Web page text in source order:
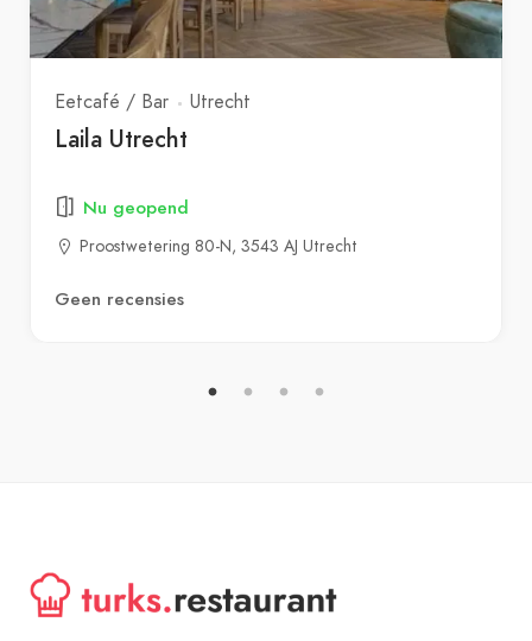
Eetcafé / Bar Utrecht
Laila Utrecht
Nu geopend
Proostwetering 80-N, 3543 AJ Utrecht
Geen recensies